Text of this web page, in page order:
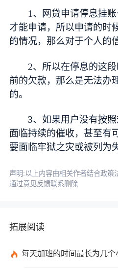
1、网贷申请停息挂
才能申请，所以申请的时
的情况，那么对于个人的
2、所以在停息的这
前的欠款，那么是无法办
的。
3、如果用户没有按
面临持续的催收，甚至有
要面临牢狱之灾或被列为
声明:以上内容由相关作者结合政策
通过意见反馈联系删除
拓展阅读
每天加班的时间最长为几个小时（每周加班不